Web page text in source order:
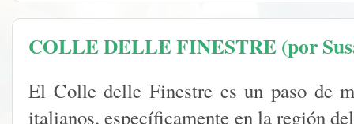
COLLE DELLE FINESTRE (por
El Colle delle Finestre es un paso de
italianos, específicamente en la región